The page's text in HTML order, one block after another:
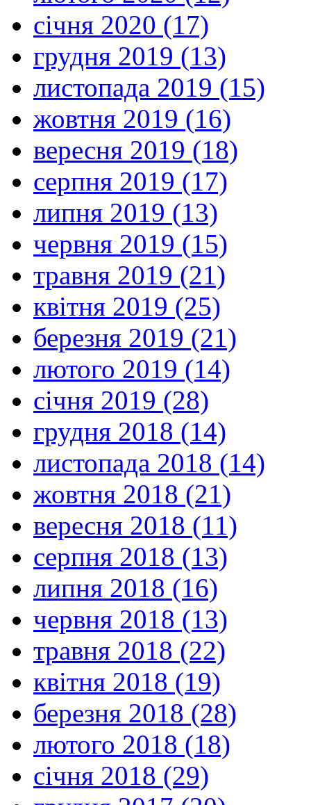
січня 2020 (17)
грудня 2019 (13)
листопада 2019 (15)
жовтня 2019 (16)
вересня 2019 (18)
серпня 2019 (17)
липня 2019 (13)
червня 2019 (15)
травня 2019 (21)
квітня 2019 (25)
березня 2019 (21)
лютого 2019 (14)
січня 2019 (28)
грудня 2018 (14)
листопада 2018 (14)
жовтня 2018 (21)
вересня 2018 (11)
серпня 2018 (13)
липня 2018 (16)
червня 2018 (13)
травня 2018 (22)
квітня 2018 (19)
березня 2018 (28)
лютого 2018 (18)
січня 2018 (29)